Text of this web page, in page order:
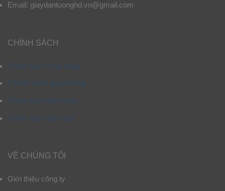
Email: giaydantuonghd.vn@gmail.com
CHÍNH SÁCH
Chính sách mua hàng
Chính sách giao hàng
Chính sách bảo hành
Chính sách bảo mật
VỀ CHÚNG TÔI
Giới thiệu công ty